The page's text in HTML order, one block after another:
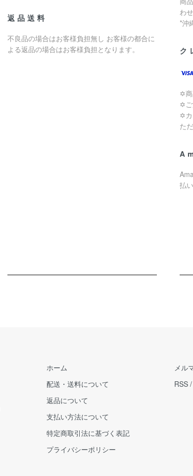
返品送料
不良品の場合はお客様負担無し お客様の都合に
よる返品の場合はお客様負担となります。
わ
*沖
ク
✡商
✡ご
✡カ
た
払
ホーム
配送・送料について
返品について
支払い方法について
特定商取引法に基づく表記
プライバシーポリシー
メル
RSS /